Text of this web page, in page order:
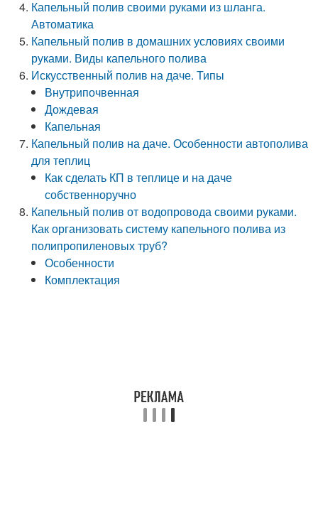
Капельный полив своими руками из шланга.
Автоматика
Капельный полив в домашних условиях своими
руками. Виды капельного полива
Искусственный полив на даче. Типы
Внутрипочвенная
Дождевая
Капельная
Капельный полив на даче. Особенности автополива
для теплиц
Как сделать КП в теплице и на даче
собственноручно
Капельный полив от водопровода своими руками.
Как организовать систему капельного полива из
полипропиленовых труб?
Особенности
Комплектация